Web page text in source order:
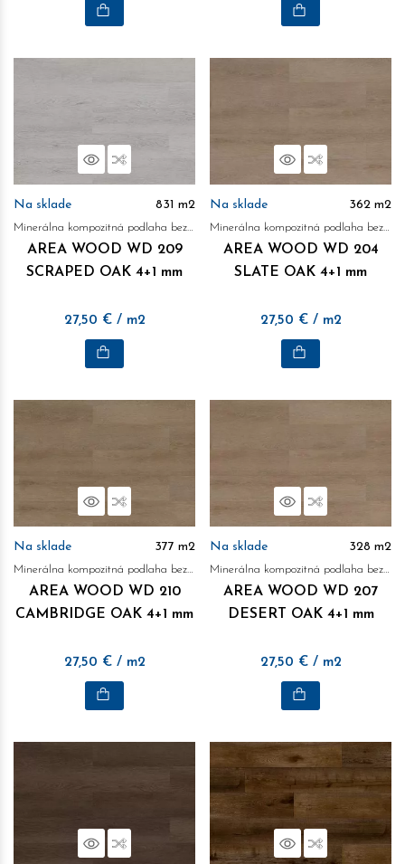
NáhľadPorovnať
Na sklade 831 m2
Minerálna kompozitná podlaha bez obsahu ftalátov
AREA WOOD WD 209
SCRAPED OAK 4+1 mm
27,50 € / m2
NáhľadPorovnať
Na sklade 362 m2
Minerálna kompozitná podlaha bez obsahu ftalátov
AREA WOOD WD 204
SLATE OAK 4+1 mm
27,50 € / m2
NáhľadPorovnať
Na sklade 377 m2
Minerálna kompozitná podlaha bez obsahu ftalátov
AREA WOOD WD 210
CAMBRIDGE OAK 4+1 mm
27,50 € / m2
NáhľadPorovnať
Na sklade 328 m2
Minerálna kompozitná podlaha bez obsahu ftalátov
AREA WOOD WD 207
DESERT OAK 4+1 mm
27,50 € / m2
NáhľadPorovnať NáhľadPorovnať